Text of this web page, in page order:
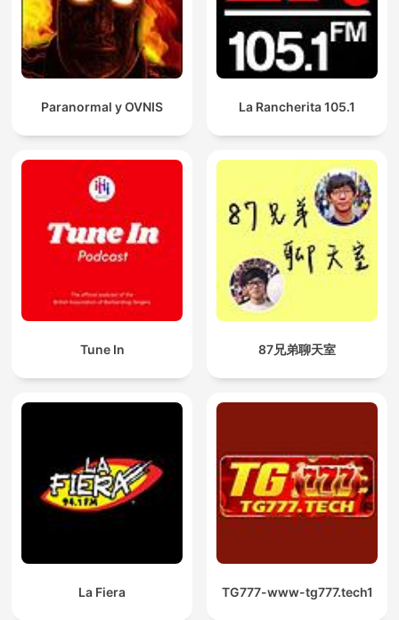
Paranormal y OVNIS La Rancherita 105.1
Tune In 87兄弟聊天室
La Fiera TG777-www-tg777.tech1